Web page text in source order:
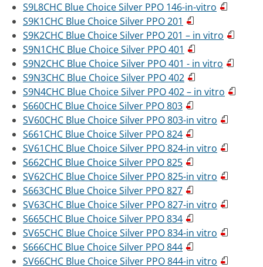
S9L8CHC Blue Choice Silver PPO 146-in-vitro
S9K1CHC Blue Choice Silver PPO 201
S9K2CHC Blue Choice Silver PPO 201 – in vitro
S9N1CHC Blue Choice Silver PPO 401
S9N2CHC Blue Choice Silver PPO 401 - in vitro
S9N3CHC Blue Choice Silver PPO 402
S9N4CHC Blue Choice Silver PPO 402 – in vitro
S660CHC Blue Choice Silver PPO 803
SV60CHC Blue Choice Silver PPO 803-in vitro
S661CHC Blue Choice Silver PPO 824
SV61CHC Blue Choice Silver PPO 824-in vitro
S662CHC Blue Choice Silver PPO 825
SV62CHC Blue Choice Silver PPO 825-in vitro
S663CHC Blue Choice Silver PPO 827
SV63CHC Blue Choice Silver PPO 827-in vitro
S665CHC Blue Choice Silver PPO 834
SV65CHC Blue Choice Silver PPO 834-in vitro
S666CHC Blue Choice Silver PPO 844
SV66CHC Blue Choice Silver PPO 844-in vitro